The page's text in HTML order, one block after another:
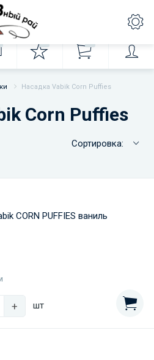
Насадка Vabik Corn Puffies
Corn Puffies
Сортировка:
CORN PUFFIES ваниль
+ шт